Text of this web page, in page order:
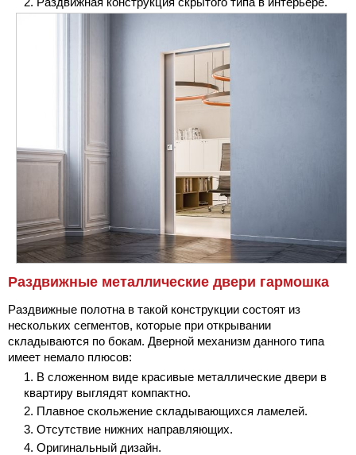
Раздвижные металлические двери гармошка
Раздвижные полотна в такой конструкции состоят из
нескольких сегментов, которые при открывании
складываются по бокам. Дверной механизм данного типа
имеет немало плюсов:
В сложенном виде красивые металлические двери в
квартиру выглядят компактно.
Плавное скольжение складывающихся ламелей.
Отсутствие нижних направляющих.
Оригинальный дизайн.